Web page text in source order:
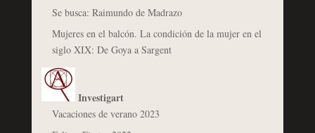
Se busca: Raimundo de Madrazo
Mujeres en el balcón. La condición de la mujer en el
siglo XIX: De Goya a Sargent
Investigart
Vacaciones de verano 2023